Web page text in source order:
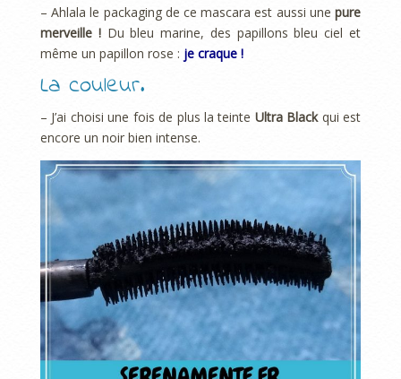
– Ahlala le packaging de ce mascara est aussi une pure
merveille !Du bleu marine, des papillons bleu ciel et
même un papillon rose : je craque !
La couleur.
– J’ai choisi une fois de plus la teinte Ultra Blackqui est
encore un noir bien intense.